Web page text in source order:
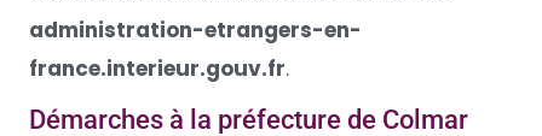
administration-etrangers-en-
france.interieur.gouv.fr.
Démarches à la préfecture de Colmar